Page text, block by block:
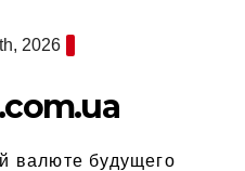
2026
валюте будущего